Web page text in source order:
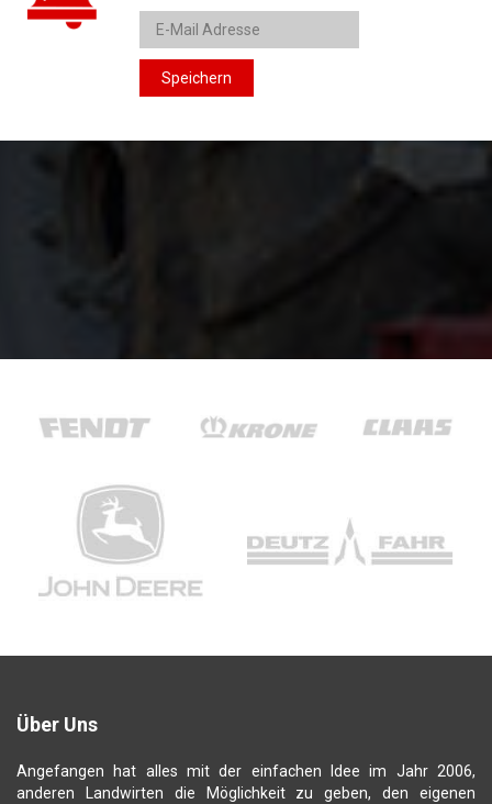
Speichern
Über Uns
Angefangen hat alles mit der einfachen Idee im Jahr 2006,
anderen Landwirten die Möglichkeit zu geben, den eigenen